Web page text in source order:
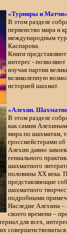
«Турниры и Матчи»
В этом разделе
первенство мира и
международным
Каспарова.
Книги
интерес -
изучая партии
великолепную
историей шахмат.
«Алехин.
В этом разделе
как самим
мира по шахматам,
гроссмейстерами
Алехин давно
гениального
шахматного
половины XX века.
представляющие
шахматного
подробными
Наследие Алехина
своего времени –
для всех,
совершенствоваться.